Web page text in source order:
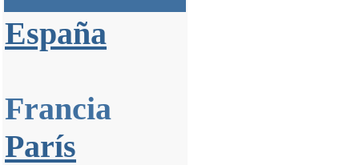
España
Francia
París